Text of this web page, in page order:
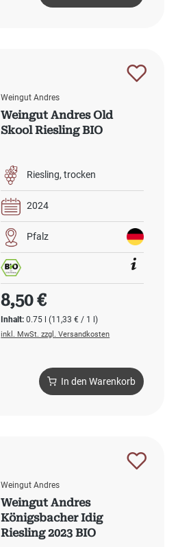
Weingut Andres
Weingut Andres Old
Skool Riesling BIO
Riesling trocken
2024
Pfalz
Inhalt:0.75 l(11,33 € / 1 l)
Regulärer Preis:
8,50 €
inkl. MwSt. zzgl. Versandkosten
In den Warenkorb
Weingut Andres
Weingut Andres
Königsbacher Idig
Riesling 2023 BIO